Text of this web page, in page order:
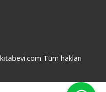
Tüm hakları